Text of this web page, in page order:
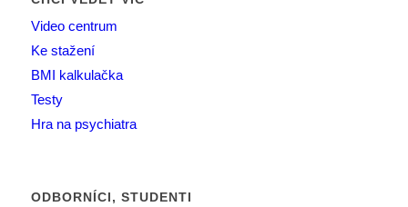
Video centrum
Ke stažení
BMI kalkulačka
Testy
Hra na psychiatra
ODBORNÍCI, STUDENTI